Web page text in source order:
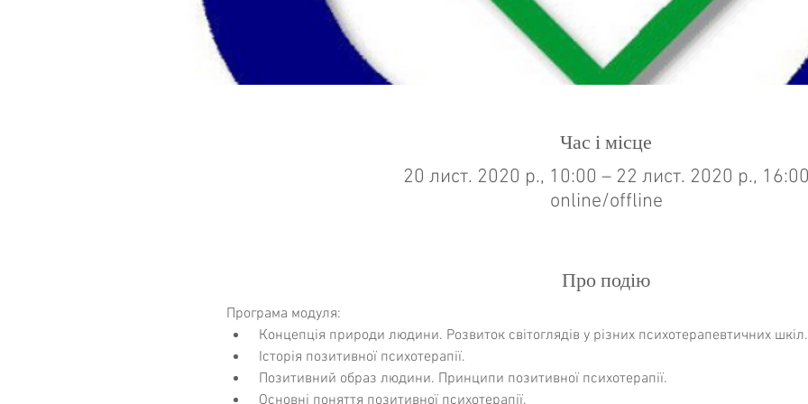
Час і місце
20 лист. 2020 р., 10:00 – 22 лист. 2020 р.,
online/offline
Про подію
Програма модуля:
Концепція природи людини. Розвиток світоглядів у різних психотерапевтичних шкіл.
Історія позитивної психотерапії.
Позитивний образ людини. Принципи позитивної психотерапії.
Основні поняття позитивної психотерапії.